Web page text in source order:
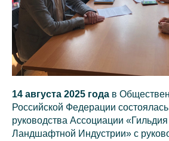
14 августа 2025 года в
Российской Федерации состоялась
руководства Ассоциации
Ландшафтной Индустрии» с